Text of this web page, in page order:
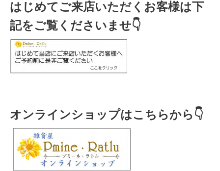
はじめてご来店いただくお客様は下
記をご覧くださいませ👇
オンラインショップはこちらから👇